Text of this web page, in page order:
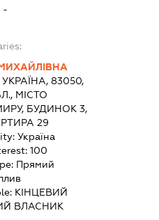
-
УКРАЇНА, 83050,
МІСТО
БУДИНОК 3,
29
Україна
100
Прямий
КІНЦЕВИЙ
ВЛАСНИК